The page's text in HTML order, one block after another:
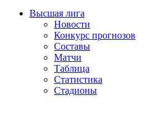
Высшая лига
Новости
Конкурс прогнозов
Составы
Матчи
Таблица
Статистика
Стадионы